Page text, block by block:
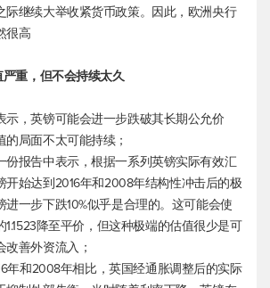
际继续大举收紧货币政策。因此，欧洲央行
很高
重，但不会持续太久
，英镑可能会进一步跌破其长期公允价
局面不太可能持续；
份报告中表示，根据一系列英镑实际有效汇
开始达到2016年和2008年结构性冲击后的极
一步下跌10%似乎是合理的。这可能会使
1.1523降至平价，但这种极端的估值很少是可
善外资流入；
年和2008年相比，英国经通胀调整后的实际